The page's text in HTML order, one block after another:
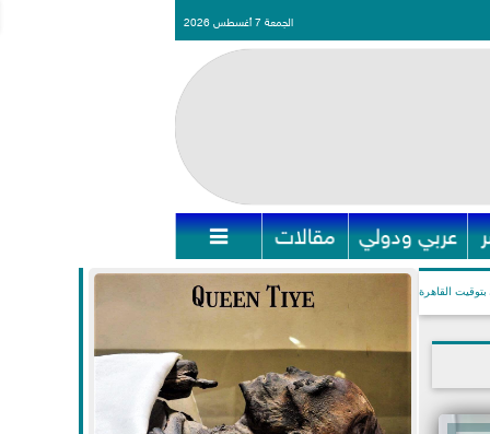
الجمعة 7 أغسطس 2026
عربي ودولي مقالات 
بتوقيت القاهرة